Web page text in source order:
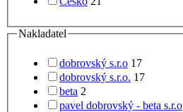
Nakladatel
dobrovský s.r.o 17
dobrovský s.r.o. 17
beta 2
pavel dobrovský - beta s.r.o